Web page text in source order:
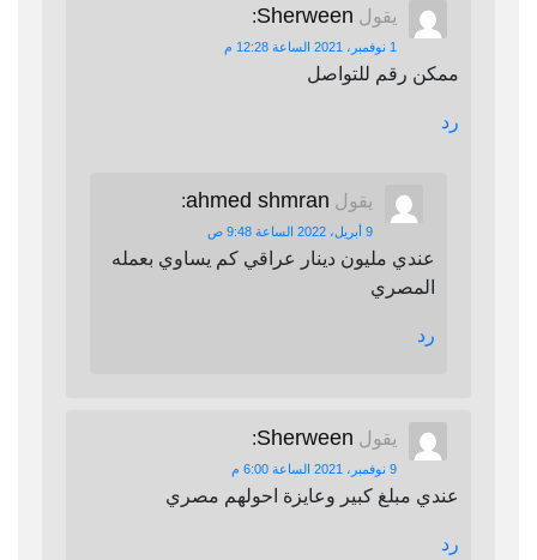
يقول Sherween
:
1 نوفمبر، 2021 الساعة 12:28 م
ممكن رقم للتواصل
رد
يقول ahmed shmran
:
9 أبريل، 2022 الساعة 9:48 ص
عندي مليون دينار عراقي كم يساوي بعمله
المصري
رد
يقول Sherween
:
9 نوفمبر، 2021 الساعة 6:00 م
عندي مبلغ كبير وعايزة احولهم مصري
رد